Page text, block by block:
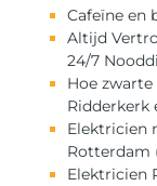
Cafeïne en
Altijd
24/7
Hoe
Ridderkerk
Elektricien
Rotterdam
Elektricien